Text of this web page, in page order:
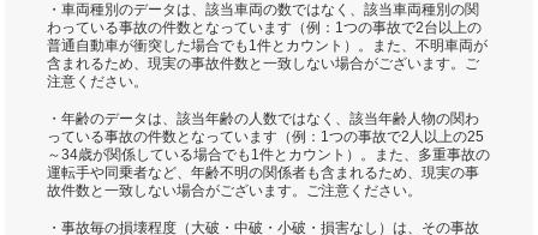
・車両種別のデータは、該当車両の数ではなく、該当車両種別の関
わっている事故の件数となっています（例：1つの事故で2台以上の
普通自動車が衝突した場合でも1件とカウント）。また、不明車両が
含まれるため、現実の事故件数と一致しない場合がございます。ご
注意ください。
・年齢のデータは、該当年齢の人数ではなく、該当年齢人物の関わ
っている事故の件数となっています（例：1つの事故で2人以上の25
～34歳が関係している場合でも1件とカウント）。また、多重事故の
運転手や同乗者など、年齢不明の関係者も含まれるため、現実の事
故件数と一致しない場合がございます。ご注意ください。
・事故毎の損壊程度（大破・中破・小破・損害なし）は、その事故